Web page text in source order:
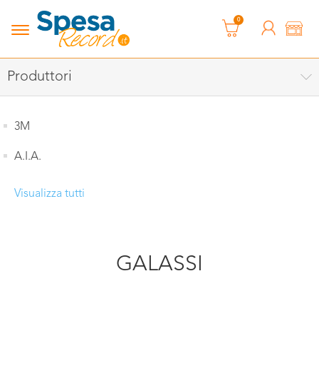
0
Produttori
3M
A.I.A.
Visualizza tutti
GALASSI